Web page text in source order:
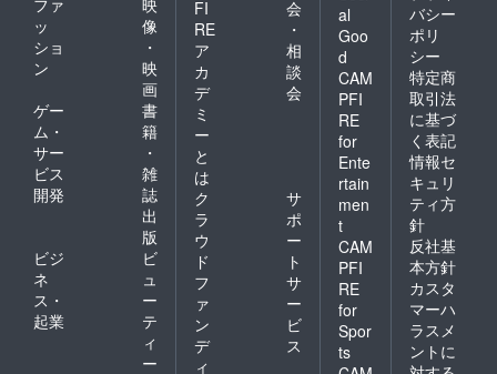
ファ
ッ
ショ
ン
映
像
・
映
画
ゲー
ム・
サー
ビス
開発
書
籍
・
雑
誌
出
版
ビジ
ネ
ス・
起業
ビ
ュ
ー
テ
ィ
ー
FI
RE
ア
カ
デ
ミ
ー
と
は
会
・
相
談
会
ク
ラ
ウ
ド
フ
ァ
ン
デ
ィ
サ
ポ
ー
ト
サ
ー
ビ
ス
al
Goo
d
CAM
PFI
RE
for
Ente
rtain
men
t
CAM
PFI
RE
for
Spor
ts
バシー
ポリ
シー
特定商
取引法
に基づ
く表記
情報セ
キュリ
ティ方
針
反社基
本方針
カスタ
マーハ
ラスメ
ントに